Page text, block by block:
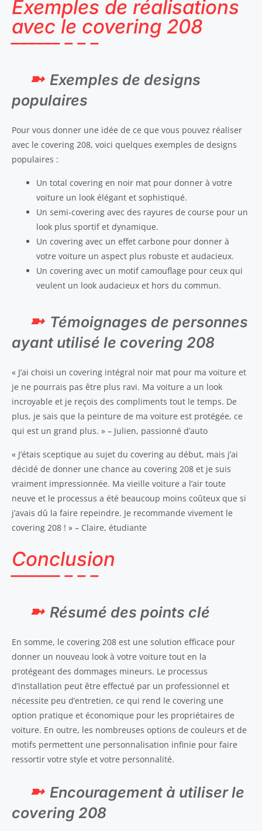
Exemples de réalisations
avec le covering 208
Exemples de designs
populaires
Pour vous donner une idée de ce que vous pouvez réaliser
avec le covering 208, voici quelques exemples de designs
populaires :
Un total covering en noir mat pour donner à votre
voiture un look élégant et sophistiqué.
Un semi-covering avec des rayures de course pour un
look plus sportif et dynamique.
Un covering avec un effet carbone pour donner à
votre voiture un aspect plus robuste et audacieux.
Un covering avec un motif camouflage pour ceux qui
veulent un look audacieux et hors du commun.
Témoignages de personnes
ayant utilisé le covering 208
« J’ai choisi un covering intégral noir mat pour ma voiture et
je ne pourrais pas être plus ravi. Ma voiture a un look
incroyable et je reçois des compliments tout le temps. De
plus, je sais que la peinture de ma voiture est protégée, ce
qui est un grand plus. » – Julien, passionné d’auto
« J’étais sceptique au sujet du covering au début, mais j’ai
décidé de donner une chance au covering 208 et je suis
vraiment impressionnée. Ma vieille voiture a l’air toute
neuve et le processus a été beaucoup moins coûteux que si
j’avais dû la faire repeindre. Je recommande vivement le
covering 208 ! » – Claire, étudiante
Conclusion
Résumé des points clé
En somme, le covering 208 est une solution efficace pour
donner un nouveau look à votre voiture tout en la
protégeant des dommages mineurs. Le processus
d’installation peut être effectué par un professionnel et
nécessite peu d’entretien, ce qui rend le covering une
option pratique et économique pour les propriétaires de
voiture. En outre, les nombreuses options de couleurs et de
motifs permettent une personnalisation infinie pour faire
ressortir votre style et votre personnalité.
Encouragement à utiliser le
covering 208